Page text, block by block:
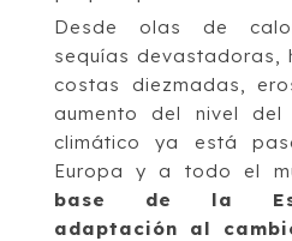
Desde olas de
sequías devastadoras,
costas diezmadas,
aumento del nivel
climático ya está
Europa y a todo el
base de la
adaptación al